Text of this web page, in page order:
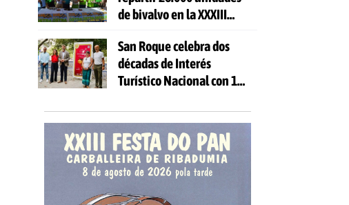
de bivalvo en la XXXIII
San Roque celebra dos
décadas de Interés
Turístico Nacional con 10
actividades gratuitas